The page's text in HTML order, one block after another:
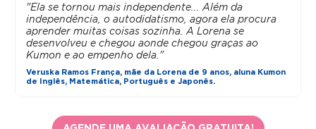
"Ela se tornou mais independente... Além da
independência, o autodidatismo, agora ela procura
aprender muitas coisas sozinha. A Lorena se
desenvolveu e chegou aonde chegou graças ao
Kumon e ao empenho dela."
Veruska Ramos França, mãe da Lorena de 9 anos, aluna Kumon
de Inglês, Matemática, Português e Japonês.